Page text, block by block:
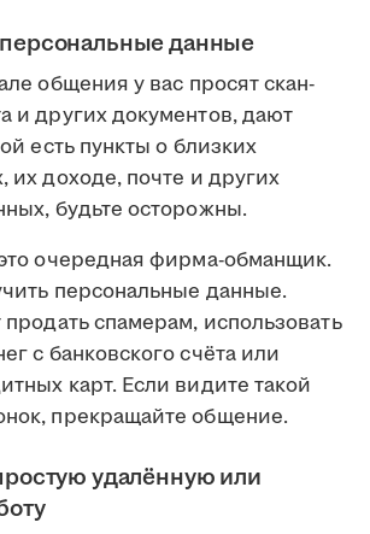
данные
общения у вас просят скан-
и других документов, дают
есть пункты о близких
их доходе, почте и других
будьте осторожны.
очередная фирма-обманщик.
персональные данные.
спамерам, использовать
с банковского счёта или
карт. Если видите такой
прекращайте общение.
удалённую или